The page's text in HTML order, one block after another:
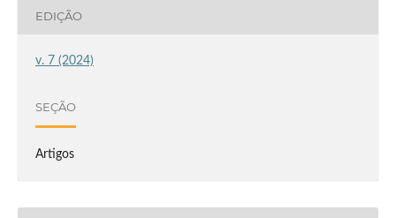
EDIÇÃO
v. 7 (2024)
SEÇÃO
Artigos